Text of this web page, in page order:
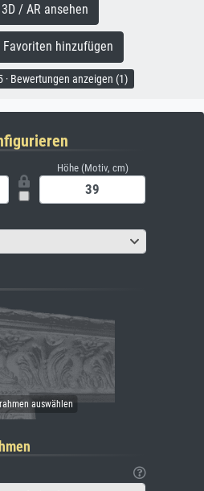
/ AR ansehen
hinzufügen
· Bewertungen anzeigen (1)
Höhe (Motiv, cm)